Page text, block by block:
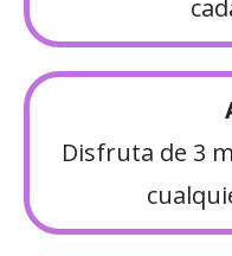
Disfruta de 3